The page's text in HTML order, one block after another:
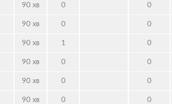
90 хв 0 0
90 хв 0 0
90 хв 1 0
90 хв 0 0
90 хв 0 0
90 хв 0 0